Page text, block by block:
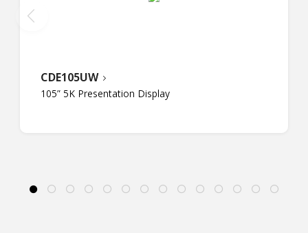
CDE105UW
105” 5K Presentation Display